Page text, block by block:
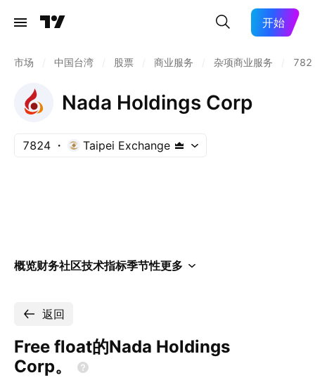
开始
市场 中国台湾 股票 商业服务 杂项商业服务
Nada Holdings Corp
7824 Taipei Exchange
概览财务社区技术指标季节性更多
返回
Free float的Nada Holdings
Corp。